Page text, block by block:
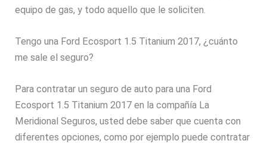
equipo de gas, y todo aquello que le soliciten.
Tengo una Ford Ecosport 1.5 Titanium 2017, ¿cuánto
me sale el seguro?
Para contratar un seguro de auto para una Ford
Ecosport 1.5 Titanium 2017 en la compañía La
Meridional Seguros, usted debe saber que cuenta con
diferentes opciones, como por ejemplo puede contratar